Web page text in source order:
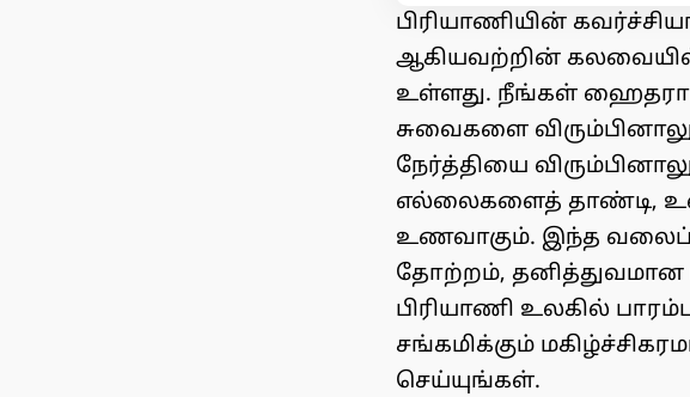
பிரியாணியின்
ஆகியவற்றின் கலவையில்
உள்ளது. நீங்கள்
சுவைகளை
நேர்த்தியை
எல்லைகளைத் தாண்டி,
உணவாகும். இந்த
தோற்றம்,
பிரியாணி உலகில்
சங்கமிக்கும்
செய்யுங்கள்.